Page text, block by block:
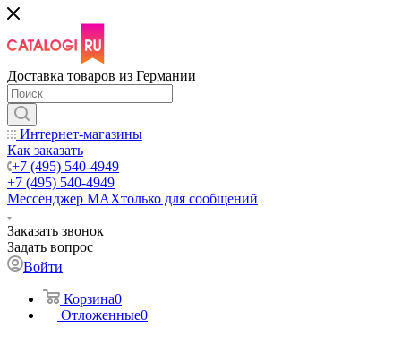
Доставка товаров из Германии
Интернет-магазины
Как заказать
+7 (495) 540-4949
+7 (495) 540-4949
Мессенджер МАХтолько для сообщений
Заказать звонок
Задать вопрос
Войти
Корзина0
Отложенные0